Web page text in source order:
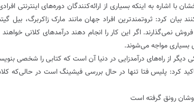
با اشاره به اینکه بسیاری از ارائه‌کنندگان دوره‌های اینترنتی
بیان کرد: ثروتمندترین افراد جهان مانند مارک زاکربرگ، بیل
نمی‌گذارند. اگر این کار را انجام دهند درآمدهای کلانی
مواجه می‌شوند.
دیگر از راه‌های درآمدزایی در دنیا آن است که کتابی را شخصی
کرد: پلیس فتا تنها در حال بررسی فیشینگ است در حالی‌که
رونق گرفته است